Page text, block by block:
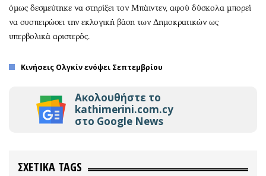
όμως δεσμεύτηκε να στηρίξει τον Μπάιντεν, αφού δύσκολα μπορεί
να συσπειρώσει την εκλογική βάση των Δημοκρατικών ως
υπερβολικά αριστερός.
Kινήσεις Ολγκίν ενόψει Σεπτεμβρίου
Ακολουθήστε το
kathimerini.com.cy
στο Google News
ΣΧΕΤΙΚΑ TAGS